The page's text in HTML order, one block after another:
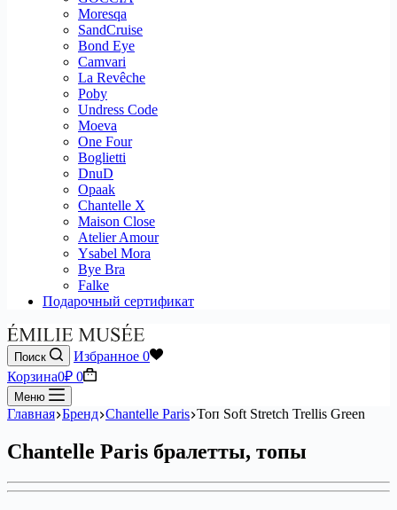
Moresqa
SandCruise
Bond Eye
Camvari
La Revêche
Poby
Undress Code
Moeva
One Four
Boglietti
DnuD
Opaak
Chantelle X
Maison Close
Atelier Amour
Ysabel Mora
Bye Bra
Falke
Подарочный сертификат
Поиск Избранное 0
Корзина0₽ 0
Меню
Главная Бренд Chantelle Paris Топ Soft Stretch Trellis Green
Chantelle Paris бралетты, топы